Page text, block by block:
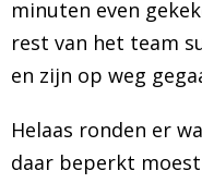
minuten even
rest van het team
en zijn op weg
Helaas ronden er
daar beperkt